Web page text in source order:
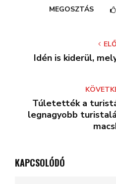
MEGOSZTÁS
Idén is kiderül,
Túletették a
legnagyobb
KAPCSOLÓDÓ